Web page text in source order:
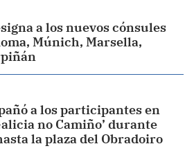
a los nuevos cónsules
Múnich, Marsella,
a los participantes en
no Camiño’ durante
la plaza del Obradoiro